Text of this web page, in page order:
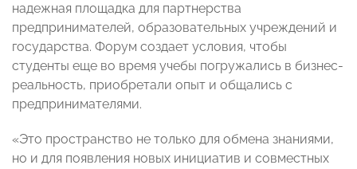
надежная площадка для партнерства
предпринимателей, образовательных учреждений и
государства. Форум создает условия, чтобы
студенты еще во время учебы погружались в бизнес-
реальность, приобретали опыт и общались с
предпринимателями.
«Это пространство не только для обмена знаниями,
но и для появления новых инициатив и совместных